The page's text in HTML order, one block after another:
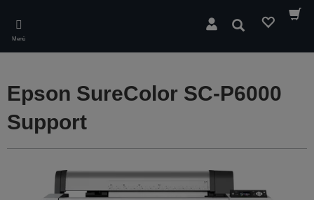
main
content
Menü
Suchen
Epson SureColor SC-P6000
Support